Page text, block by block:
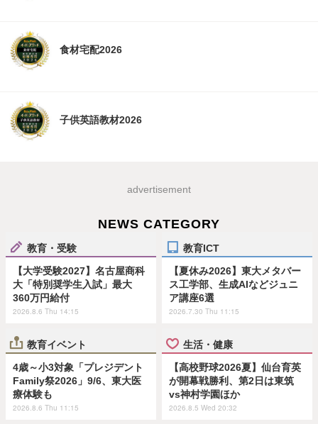
食材宅配2026
子供英語教材2026
advertisement
NEWS CATEGORY
教育・受験
【大学受験2027】名古屋商科
大「特別奨学生入試」最大
360万円給付
2026.8.6 Thu 14:15
教育ICT
【夏休み2026】東大メタバー
ス工学部、生成AIなどジュニ
ア講座6選
2026.7.30 Thu 11:15
教育イベント
4歳～小3対象「プレジデント
Family祭2026」9/6、東大医
療体験も
2026.8.6 Thu 11:15
生活・健康
【高校野球2026夏】仙台育英
が開幕戦勝利、第2日は東筑
vs神村学園ほか
2026.8.5 Wed 20:32